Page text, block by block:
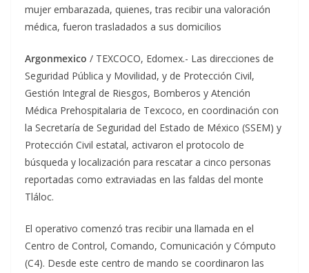
mujer embarazada, quienes, tras recibir una valoración
médica, fueron trasladados a sus domicilios
Argonmexico / TEXCOCO, Edomex.- Las direcciones de
Seguridad Pública y Movilidad, y de Protección Civil,
Gestión Integral de Riesgos, Bomberos y Atención
Médica Prehospitalaria de Texcoco, en coordinación con
la Secretaría de Seguridad del Estado de México (SSEM) y
Protección Civil estatal, activaron el protocolo de
búsqueda y localización para rescatar a cinco personas
reportadas como extraviadas en las faldas del monte
Tláloc.
El operativo comenzó tras recibir una llamada en el
Centro de Control, Comando, Comunicación y Cómputo
(C4). Desde este centro de mando se coordinaron las